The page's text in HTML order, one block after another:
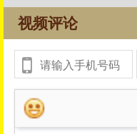
视频评论